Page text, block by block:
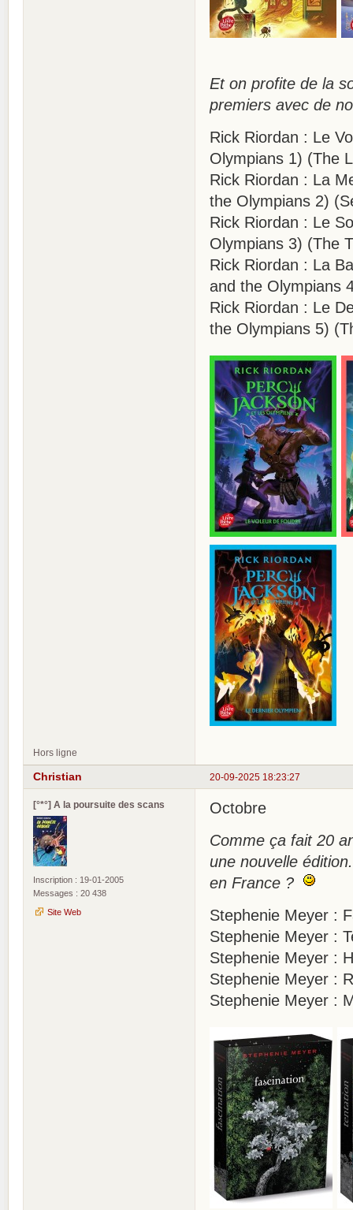
Et on profite de la
premiers avec de
Rick Riordan : Le
Olympians 1) (The
Rick Riordan : La
the Olympians 2)
Rick Riordan : Le
Olympians 3) (The
Rick Riordan : La
and the Olympians
Rick Riordan : Le
the Olympians 5)
Hors ligne
20-09-2025 18:23:27
Christian
[°*°] A la poursuite des scans
Inscription : 19-01-2005
Messages : 20 438
Site Web
Octobre
Comme ça fait 20
une nouvelle
en France ?
Stephenie Meyer :
Stephenie Meyer :
Stephenie Meyer :
Stephenie Meyer :
Stephenie Meyer :